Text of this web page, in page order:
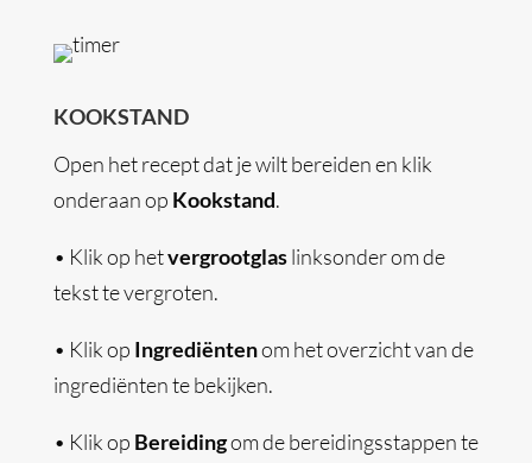
KOOKSTAND
Open het recept dat je wilt bereiden en klik
onderaan op Kookstand.
• Klik op hetvergrootglaslinksonder om de
tekst te vergroten.
• Klik op Ingrediëntenom het overzicht van de
ingrediënten te bekijken.
• Klik op Bereidingom de bereidingsstappen te